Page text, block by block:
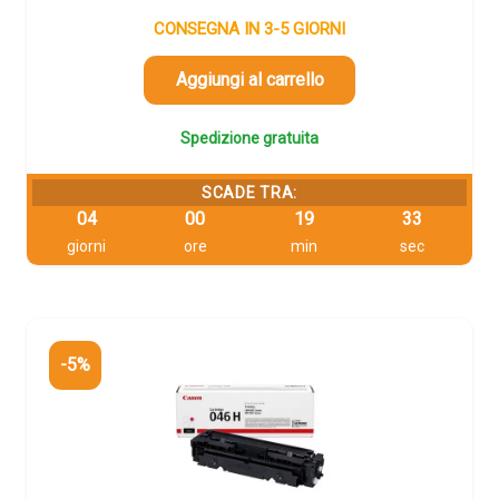
originale
era:
123,31 €.
CONSEGNA IN 3-5 GIORNI
Aggiungi al carrello
Spedizione gratuita
SCADE TRA:
04
giorni
00
ore
19
min
32
sec
-5%